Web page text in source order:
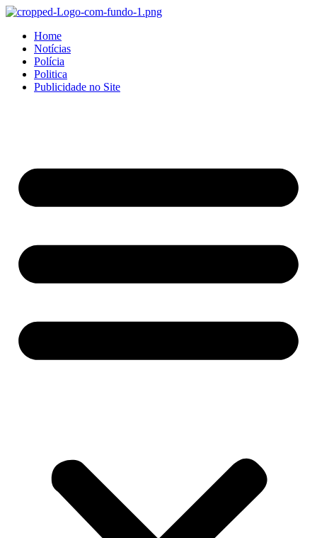
Home
Notícias
Polícia
Politica
Publicidade no Site